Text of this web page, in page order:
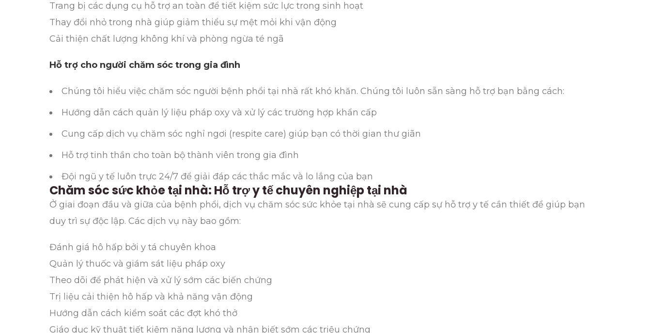
Trang bị các dụng cụ hỗ trợ an toàn để tiết kiệm sức lực trong sinh hoạt
Thay đổi nhỏ trong nhà giúp giảm thiểu sự mệt mỏi khi vận động
Cải thiện chất lượng không khí và phòng ngừa té ngã
Hỗ trợ cho người chăm sóc trong gia đình
Chúng tôi hiểu việc chăm sóc người bệnh phổi tại nhà rất khó khăn. Chúng tôi luôn sẵn sàng hỗ trợ bạn bằng cách:
Hướng dẫn cách quản lý liệu pháp oxy và xử lý các trường hợp khẩn cấp
Cung cấp dịch vụ chăm sóc nghỉ ngơi (respite care) giúp bạn có thời gian thư giãn
Hỗ trợ tinh thần cho toàn bộ thành viên trong gia đình
Đội ngũ y tế luôn trực 24/7 để giải đáp các thắc mắc và lo lắng của bạn
Chăm sóc sức khỏe tại nhà: Hỗ trợ y tế chuyên nghiệp tại nhà
Ở giai đoạn đầu và giữa của bệnh phổi, dịch vụ chăm sóc sức khỏe tại nhà sẽ cung cấp sự hỗ trợ y tế cần thiết để giúp bạn
duy trì sự độc lập. Các dịch vụ này bao gồm:
Đánh giá hô hấp bởi y tá chuyên khoa
Quản lý thuốc và giám sát liệu pháp oxy
Theo dõi để phát hiện và xử lý sớm các biến chứng
Trị liệu cải thiện hô hấp và khả năng vận động
Hướng dẫn cách kiểm soát các đợt khó thở
Giáo dục kỹ thuật tiết kiệm năng lượng và nhận biết sớm các triệu chứng